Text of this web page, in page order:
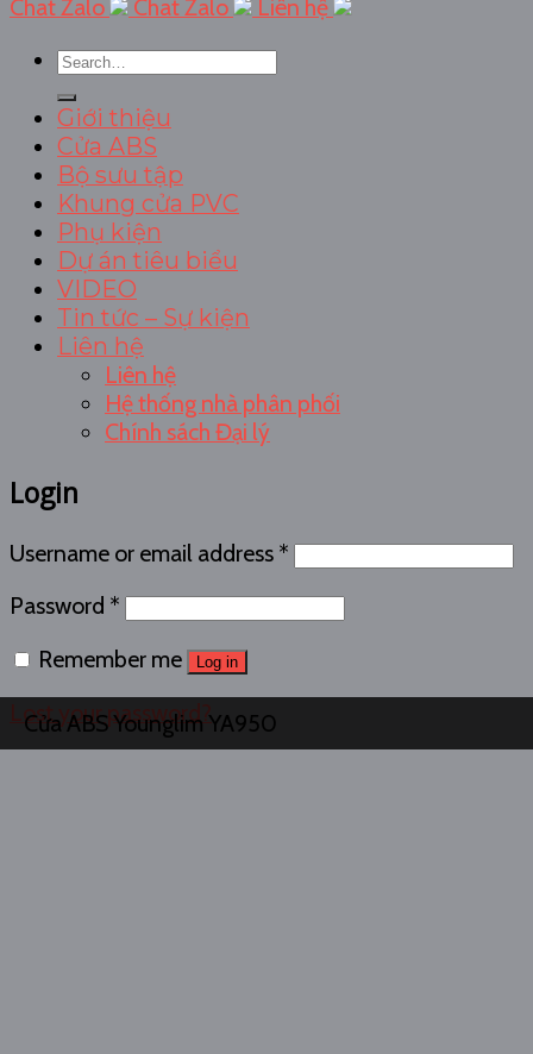
Chat Zalo
Chat Zalo
Liên hệ
Search
Giới thiệu
Cửa ABS
Bộ sưu tập
Khung cửa PVC
Phụ kiện
Dự án tiêu biểu
VIDEO
Tin tức – Sự kiện
Liên hệ
Liên hệ
Hệ thống nhà phân phối
Chính sách Đại lý
Login
Username or email address *
Password *
Remember me
Log in
Lost your password?